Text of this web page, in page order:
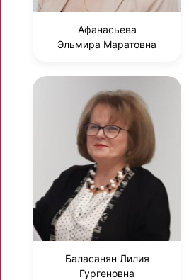
Афанасьева
Эльмира Маратовна
Баласанян Лилия
Гургеновна